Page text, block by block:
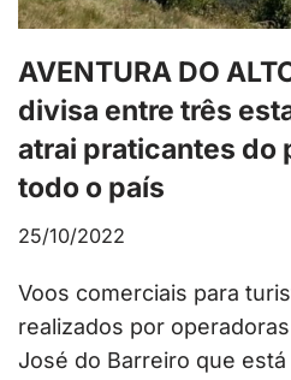
AVENTURA DO
divisa entre três
atrai praticantes do
todo o país
25/10/2022
Voos comerciais para
realizados por
José do Barreiro que